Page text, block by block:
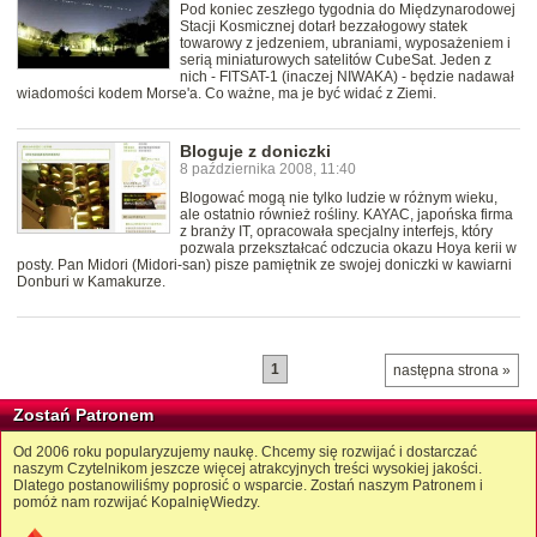
Pod koniec zeszłego tygodnia do Międzynarodowej
Stacji Kosmicznej dotarł bezzałogowy statek
towarowy z jedzeniem, ubraniami, wyposażeniem i
serią miniaturowych satelitów CubeSat. Jeden z
nich - FITSAT-1 (inaczej NIWAKA) - będzie nadawał
wiadomości kodem Morse'a. Co ważne, ma je być widać z Ziemi.
Bloguje z doniczki
8 października 2008, 11:40
Blogować mogą nie tylko ludzie w różnym wieku,
ale ostatnio również rośliny. KAYAC, japońska firma
z branży IT, opracowała specjalny interfejs, który
pozwala przekształcać odczucia okazu Hoya kerii w
posty. Pan Midori (Midori-san) pisze pamiętnik ze swojej doniczki w kawiarni
Donburi w Kamakurze.
następna strona »
1
Zostań Patronem
Od 2006 roku popularyzujemy naukę. Chcemy się rozwijać i dostarczać
naszym Czytelnikom jeszcze więcej atrakcyjnych treści wysokiej jakości.
Dlatego postanowiliśmy poprosić o wsparcie. Zostań naszym Patronem i
pomóż nam rozwijać KopalnięWiedzy.